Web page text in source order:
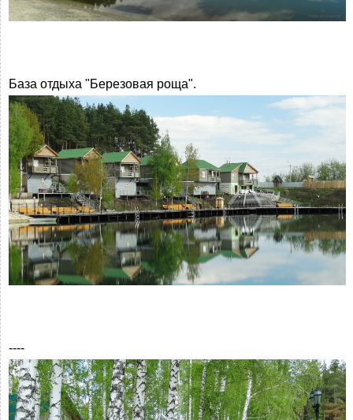
База отдыха "Березовая роща".
----